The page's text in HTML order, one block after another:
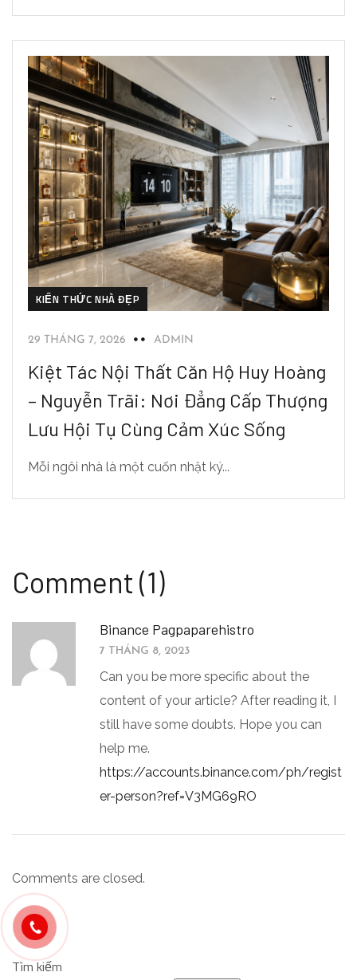
KIẾN THỨC NHÀ ĐẸP
29 THÁNG 7, 2026 ADMIN
Kiệt Tác Nội Thất Căn Hộ Huy Hoàng
– Nguyễn Trãi: Nơi Đẳng Cấp Thượng
Lưu Hội Tụ Cùng Cảm Xúc Sống
Mỗi ngôi nhà là một cuốn nhật ký...
Comment (1)
Binance Pagpaparehistro
7 THÁNG 8, 2023
Can you be more specific about the
content of your article? After reading it, I
still have some doubts. Hope you can
help me.
https://accounts.binance.com/ph/regist
er-person?ref=V3MG69RO
Comments are closed.
Tìm kiếm